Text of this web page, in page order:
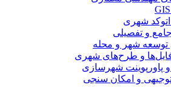
شهری
تفصیلی
شهر و محله
و طرح‌های شهری
شهرسازی
و امکان سنجی